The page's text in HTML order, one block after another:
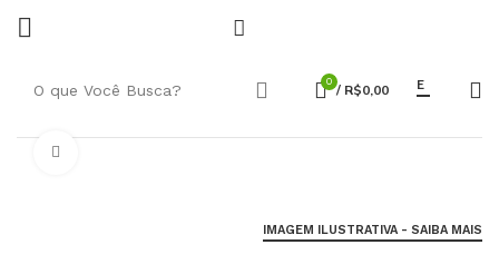
0 / R$0,00 E
IMAGEM ILUSTRATIVA - SAIBA MAIS